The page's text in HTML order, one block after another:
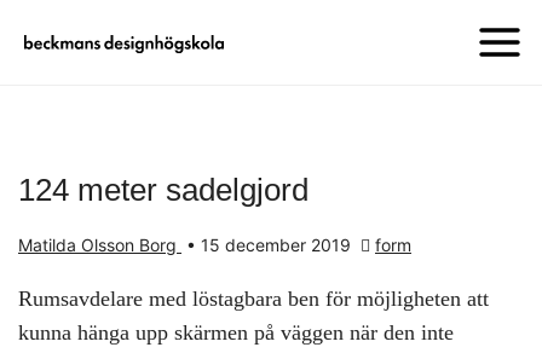
124 meter sadelgjord
Matilda Olsson Borg • 15 december 2019 form
Rumsavdelare med löstagbara ben för möjligheten att
kunna hänga upp skärmen på väggen när den inte